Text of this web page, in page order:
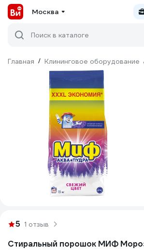
Москва
Поиск в каталоге
Главная / Клининговое оборудование
5 1 отзыв
Стиральный порошок МИФ